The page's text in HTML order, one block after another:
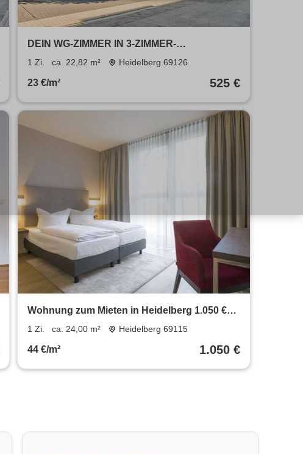
DEIN WG-ZIMMER IN 3-ZIMMER-
STUDENTENAPARTMENT: möblierte
1 Zi. ca. 22,82 m² Heidelberg 69126
23 €/m² 525 €
Wohnung zum Mieten in Heidelberg 1.050 €
24 m²
1 Zi. ca. 24,00 m² Heidelberg 69115
44 €/m² 1.050 €